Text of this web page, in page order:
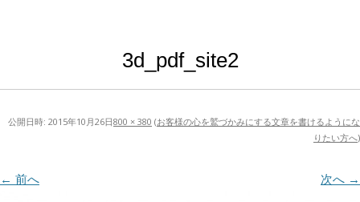
3d_pdf_site2
公開日時: 2015年10月26日800 × 380 (お客様の心を鷲づかみにする文章を書けるようにな
りたい方へ)
← 前へ 次へ →